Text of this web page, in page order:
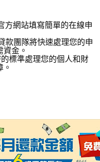
方網站填寫簡單的在線申
款團隊將快速處理您的申
金。
標準處理您的個人和財